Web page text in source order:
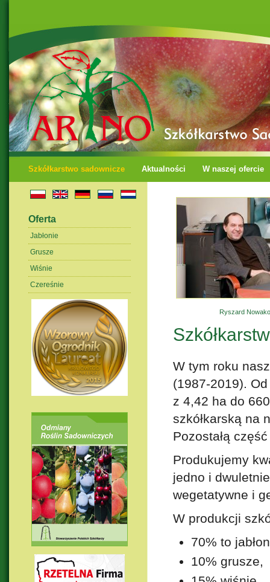
Szkółkarstwo sadownicze Aktualności W naszej ofercie
Oferta
Jabłonie
Grusze
Wiśnie
Czereśnie
Ryszard
W tym roku
(1987-2019).
z 4,42 ha do
szkółkarską na
Pozostałą
Produkujemy
jedno i
wegetatywne i
W produkcji
70% to
10% grusze,